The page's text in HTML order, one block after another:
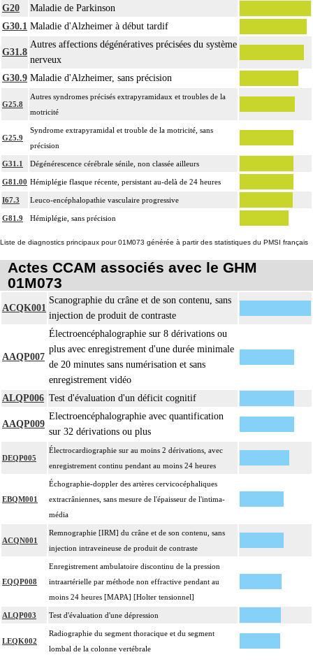
G20
Maladie de Parkinson
G30.1 Maladie d'Alzheimer à début tardif
G31.8
Autres affections dégénératives précisées du système
nerveux
G30.9 Maladie d'Alzheimer, sans précision
G25.8
Autres syndromes précisés extrapyramidaux et troubles de la
motricité
G25.9
Syndrome extrapyramidal et trouble de la motricité, sans
précision
G31.1 Dégénérescence cérébrale sénile, non classée ailleurs
G81.00 Hémiplégie flasque récente, persistant au-delà de 24 heures
I67.3 Leuco-encéphalopathie vasculaire progressive
G81.9 Hémiplégie, sans précision
Liste de diagnostics principaux pour 01M073 générée à partir des statistiques du PMSI français
Actes CCAM associés avec le GHM
01M073
ACQK001
Scanographie du crâne et de son contenu, sans
injection de produit de contraste
AAQP007
Électroencéphalographie sur 8 dérivations ou
plus avec enregistrement d'une durée minimale
de 20 minutes sans numérisation et sans
enregistrement vidéo
ALQP006 Test d'évaluation d'un déficit cognitif
AAQP009
Electroencéphalographie avec quantification
sur 32 dérivations ou plus
DEQP005
Électrocardiographie sur au moins 2 dérivations, avec
enregistrement continu pendant au moins 24 heures
EBQM001
Échographie-doppler des artères cervicocéphaliques
extracrâniennes, sans mesure de l'épaisseur de l'intima-
média
ACQN001
Remnographie [IRM] du crâne et de son contenu, sans
injection intraveineuse de produit de contraste
EQQP008
Enregistrement ambulatoire discontinu de la pression
intraartérielle par méthode non effractive pendant au
moins 24 heures [MAPA] [Holter tensionnel]
ALQP003 Test d'évaluation d'une dépression
LEQK002
Radiographie du segment thoracique et du segment
lombal de la colonne vertébrale